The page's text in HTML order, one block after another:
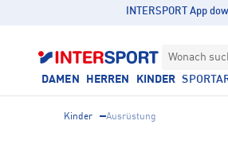
INTERSPORT App
Wonach
DAMEN HERREN KINDER
Kinder Ausrüstung